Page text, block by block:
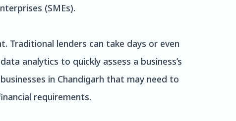
(SMEs).
Traditional lenders can take days or even
analytics to quickly assess a business’s
in Chandigarh that may need to
requirements.